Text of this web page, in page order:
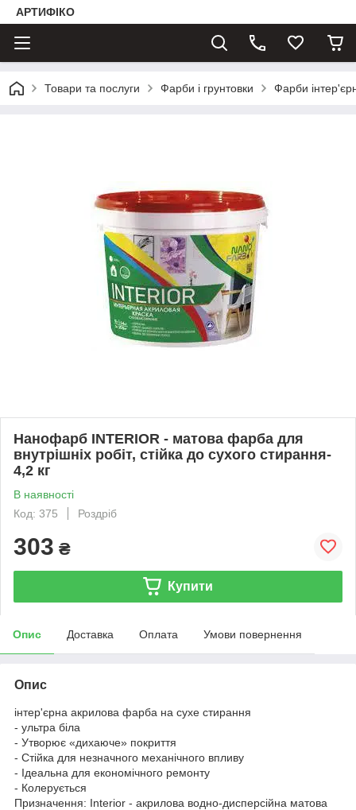
АРТИФІКО
Товари та послуги Фарби і грунтовки Фарби
Нанофарб INTERIOR - матова фарба для
внутрішніх робіт, стійка до сухого стирання-
4,2 кг
В наявності
Код: 375
Роздріб
303 ₴
Купити
Опис Доставка Оплата Умови повернення
Опис
інтер'єрна акрилова фарба на сухе стирання
- ультра біла
- Утворює «дихаюче» покриття
- Стійка для незначного механічного впливу
- Ідеальна для економічного ремонту
- Колерується
Призначення: Interior - акрилова водно-дисперсійна матова